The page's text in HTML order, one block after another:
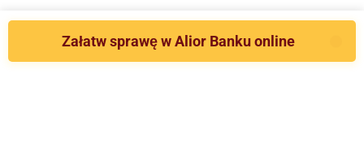
Załatw sprawę w Alior Banku online